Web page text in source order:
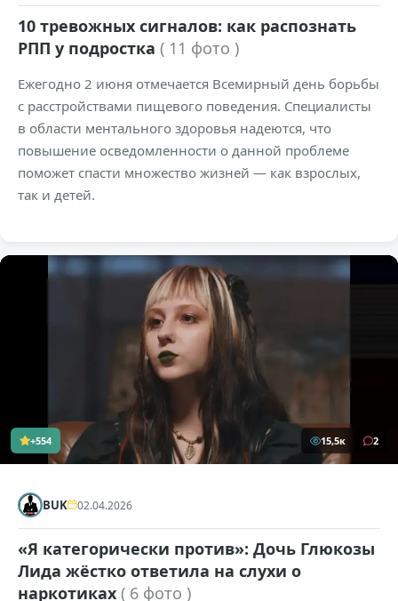
10 тревожных сигналов: как распознать
РПП у подростка ( 11 фото )
Ежегодно 2 июня отмечается Всемирный день борьбы
с расстройствами пищевого поведения. Специалисты
в области ментального здоровья надеются, что
повышение осведомленности о данной проблеме
поможет спасти множество жизней — как взрослых,
так и детей.
+554 15,5к 2
BUK 02.04.2026
«Я категорически против»: Дочь Глюкозы
Лида жёстко ответила на слухи о
наркотиках ( 6 фото )